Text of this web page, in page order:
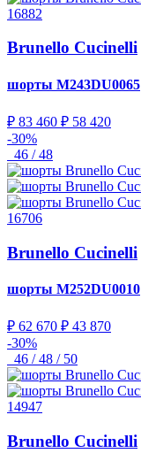
16882
Brunello Cucinelli
шорты M243DU0065
₽ 83 460 ₽ 58 420
-30%
46 / 48
16706
Brunello Cucinelli
шорты M252DU0010
₽ 62 670 ₽ 43 870
-30%
46 / 48 / 50
14947
Brunello Cucinelli